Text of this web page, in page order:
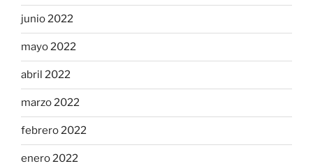
junio 2022
mayo 2022
abril 2022
marzo 2022
febrero 2022
enero 2022